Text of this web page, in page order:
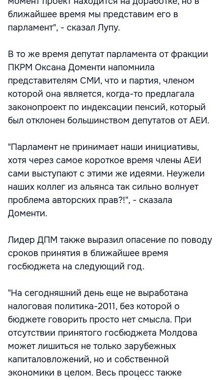
ближайшее время мы представим его в
парламент", - сказал Лупу.
В то же время депутат парламента от фракции
ПКРМ Оксана Доменти напомнила
представителям СМИ, что и партия, членом
которой она является, когда-то предлагала
законопроект по индексации пенсий, который
был отклонен большинством депутатов от АЕИ.
"Парламент не принимает наши инициативы,
хотя через самое короткое время члены АЕИ
сами выступают с этими же идеями. Неужели
наших коллег из альянса так сильно волнует
проблема авторских прав?!", - сказала
Доменти.
Лидер ДПМ также выразил опасение по поводу
сроков принятия в ближайшее время
госбюджета на следующий год.
"На сегодняшний день еще не выработана
налоговая политика-2011, без которой о
бюджете говорить просто нет смысла. При
отсутствии принятого госбюджета Молдова
может лишиться не только зарубежных
капиталовложений, но и собственной
экономики в целом. Весь процесс также